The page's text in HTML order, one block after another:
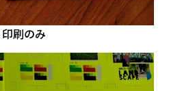
刷のみ